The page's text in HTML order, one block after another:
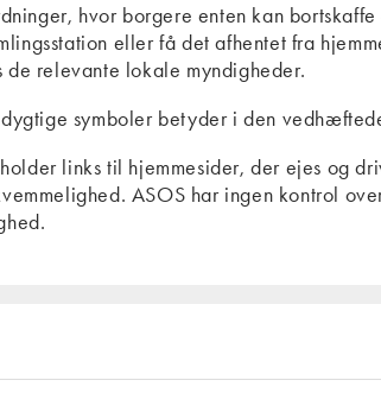
hvor borgere enten kan
eller få det afhentet fra
de relevante lokale myndigheder.
symboler betyder i den
links til hjemmesider, der ejes og
ASOS har ingen kontrol